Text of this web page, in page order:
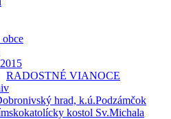
obce
RADOSTNÉ VIANOCE
hrad, k.ú.Podzámčok
kostol Sv.Michala